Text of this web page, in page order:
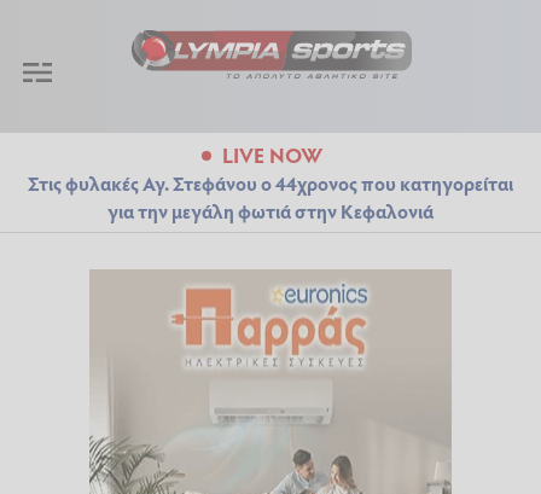
LIVE NOW
Στις φυλακές Αγ. Στεφάνου ο 44χρονος που κατηγορείται
για την μεγάλη φωτιά στην Κεφαλονιά